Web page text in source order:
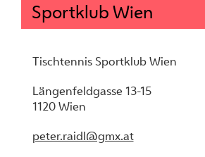
Sportklub Wien
Tischtennis Sportklub Wien
Längenfeldgasse 13-15
1120 Wien
peter.raidl@gmx.at